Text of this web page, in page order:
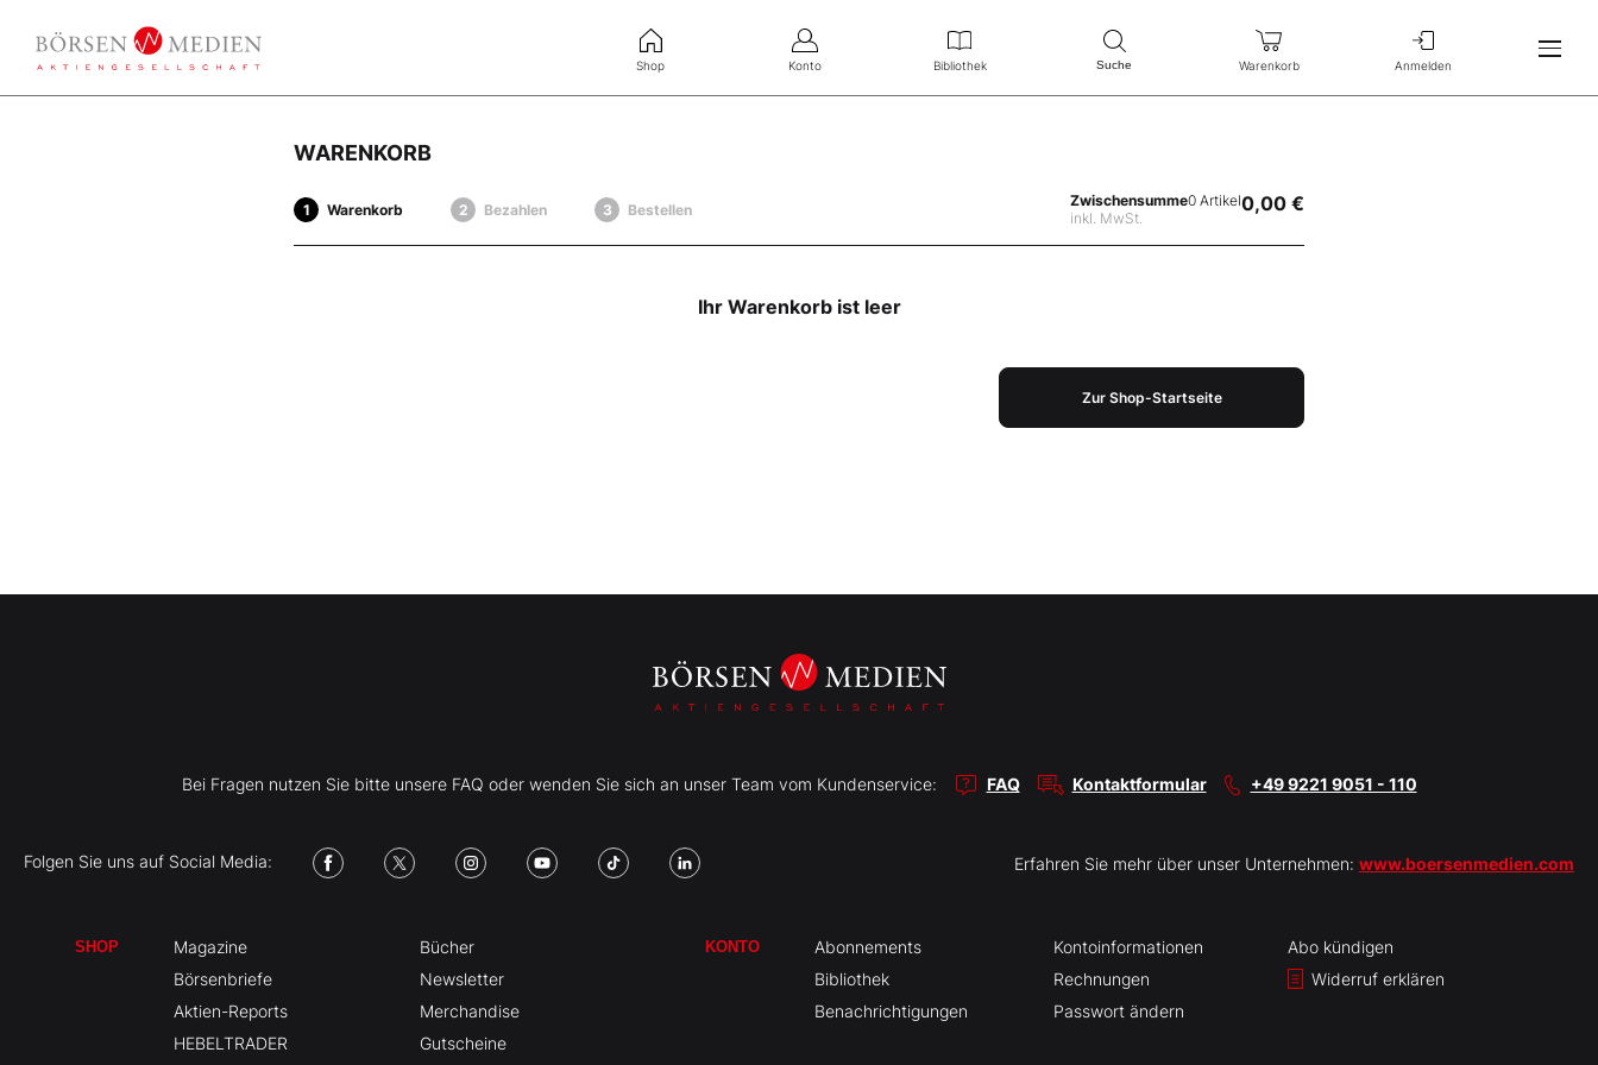
Shop Konto Bibliothek Suche Warenkorb Anmelden
WARENKORB
Warenkorb Bezahlen Bestellen
Zwischensumme
inkl. MwSt.
0 Artikel0,00 €
Ihr Warenkorb ist leer
Zur Shop-Startseite
Bei Fragen nutzen Sie bitte unsere FAQ oder wenden Sie sich an unser Team vom Kundenservice: FAQ Kontaktformular +49 9221 9051 - 110
Folgen Sie uns auf Social Media: Erfahren Sie mehr über unser Unternehmen: www.boersenmedien.com
SHOP
Magazine
Börsenbriefe
Aktien-Reports
HEBELTRADER
Bücher
Newsletter
Merchandise
Gutscheine
KONTO
Abonnements
Bibliothek
Benachrichtigungen
Kontoinformationen
Rechnungen
Passwort ändern
Abo kündigen
Widerruf erklären